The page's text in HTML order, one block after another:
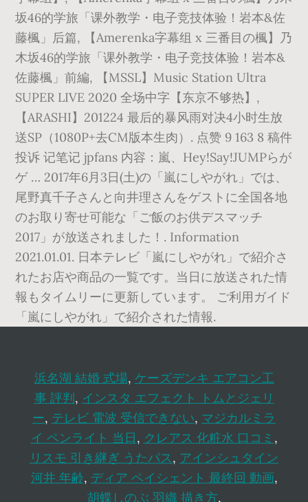
坂46的学旅「课外教学・电子竞技体验！岩本&佐
藤楓」后篇, 【Amerenka字幕组 x 三番目の楓】乃
木坂46的学旅「课外教学・电子竞技体验！岩本&
佐藤楓」前編, 【MSSL】Music Station Ultra
SUPER LIVE 2020 全场中字【东京不够热】,
【ARASHI】201224 最后的暴风雨对决4小时生放
送SP（1080P+去CM版本生肉）. 点赞 9 163 8 稿件
投诉 记笔记 jpfans 内容：嵐、Hey!Say!JUMPらが
ゲ … 2017年6月3日(土)の「嵐にしやがれ」では、
尾野真千子さんと向井理さんをゲストに全国各地
のお取り寄せ可能な「ご飯のお供デスマッチ
2017」が放送されました！. Information
2021.01.01. 日本テレビ「嵐にしやがれ」で紹介さ
れたお店や商品の一覧です。当日に放送された情
報もタイムリーに更新しています。 ご利用ガイド
「嵐にしやがれ」で紹介された情報.
浜名湖 結婚 式場, ケーズデンキ エアコン工
事 評判, インスタ エフェクト トムとジェリ
ー, テレビ 電波 受信できない, マジカルミラ
イ ペンライト 当日, クレアス 化粧水 口コミ ,
リスモ 引き継ぎ うたパス, アインシュタイン
河井 年齢, ディア ペイシェント 最終回 動画,
胡蝶しのぶ 羽織 描き方,